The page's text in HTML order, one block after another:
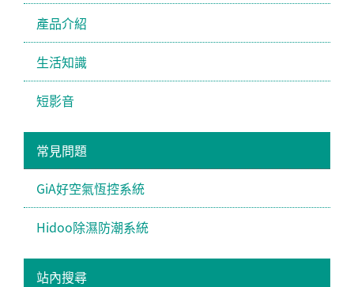
產品介紹
生活知識
短影音
常見問題
GiA好空氣恆控系統
Hidoo除濕防潮系統
站內搜尋